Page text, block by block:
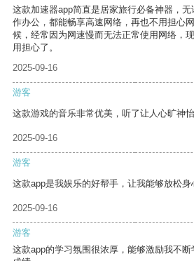
这款加速器app简直是居家旅行必备神器，
作办公，都能畅享高速网络，再也不用担心
候，经常因为网速慢而无法正常使用网络，
用担心了。
2025-09-16
游客
这款游戏的音乐非常优美，听了让人心旷神怡
2025-09-16
游客
这款app是我娱乐的好帮手，让我能够放松身
2025-09-16
游客
这款app的学习氛围很浓厚，能够激励我不